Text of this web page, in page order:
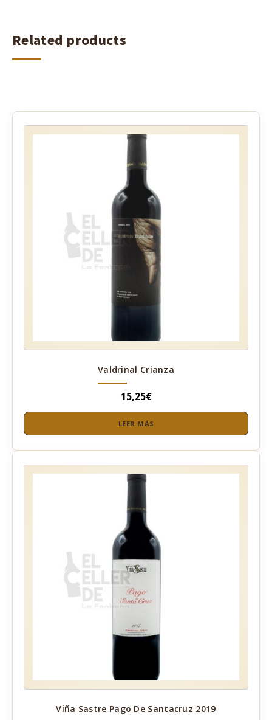
Related products
Valdrinal Crianza
15,25€
LEER MÁS
Viña Sastre Pago De Santacruz 2019